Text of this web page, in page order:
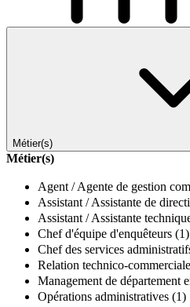
Métier(s)
Métier(s)
Agent / Agente de gestion
Assistant / Assistante de
Assistant / Assistante
Chef d'équipe d'enquêteurs (1)
Chef des services
Relation technico-commerciale
Management de département
Opérations administratives (1)